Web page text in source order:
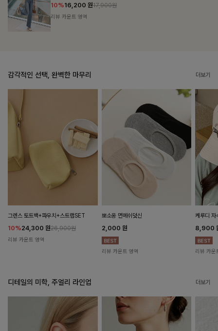
감각적인 선택, 완벽한 마무리 더보기
그렌스 토트백+파우치+스트랩SET
10%24,300 원26,900원
리뷰 카운트 영역
뽀소옹 면메쉬덧신
2,000 원
리뷰 카운트 영역
케루디 자
8,900
리뷰 카운
디테일의 미학, 주얼리 라인업 더보기